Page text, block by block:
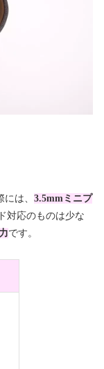
は、 3.5mmミニプ
対応のものは少な
です。